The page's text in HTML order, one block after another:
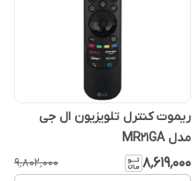
ریموت کنترل تلویزیون ال جی
مدل MR21GA
۸٬۶۱۹٬۰۰۰ ۹٬۸۰۲٬۰۰۰